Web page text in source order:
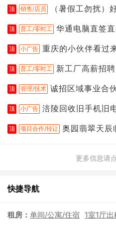
顶 销售/店员
（暑假工勿扰）
顶 普工/零时工 华通电脑直签
顶 小广告 重庆的小伙伴看过
顶 普工/零时工 新工厂高薪招
顶 管理/技术 诚招区域事业合
顶 小广告 涪陵回收旧手机旧
顶 项目合作/转让 奥园翡翠天辰
更多信息请
快捷导航
租房： 单间/公寓/住宿 1室1厅出